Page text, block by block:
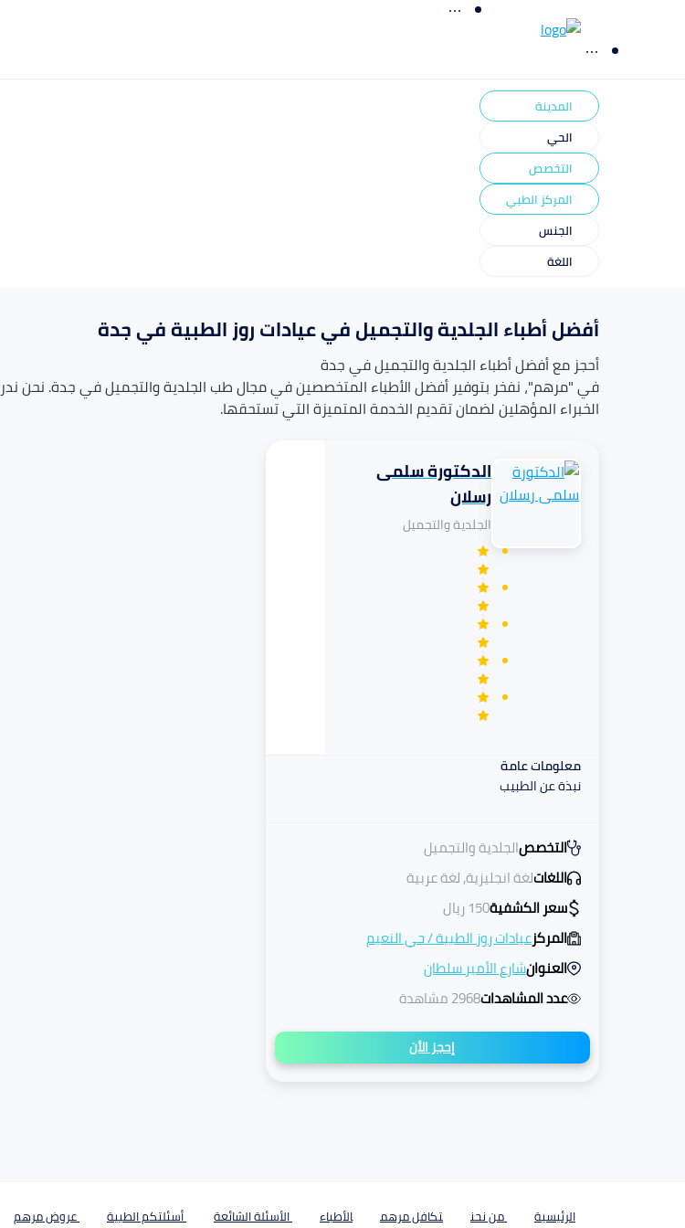
المدينة
الحي
التخصص
المركز الطبي
الجنس
اللغة
أفضل أطباء الجلدية والتجميل في عيادات روز الطبية في جدة
أحجز مع أفضل أطباء الجلدية والتجميلفيجدة
في "مرهم"، نفخر بتوفير أفضل الأطباء المتخصصين في مجال طبالجلدية والتجميلفيجدة. نحن
الخبراء المؤهلين لضمان تقديم الخدمة المتميزة التي تستحقها.
الدكتورة سلمى
رسلان
الجلدية والتجميل
معلومات عامة
نبذة عن الطبيب
التخصصالجلدية والتجميل
اللغاتلغة انجليزية, لغة عربية
سعر الكشفية150 ريال
المركزعيادات روز الطبية/حي النعيم
العنوانشارع الأمير سلطان
عدد المشاهدات2968 مشاهدة
إحجز الأن
الرئيسية من نحن تكافل مرهم الأطباء الأسئلة الشائعة أسئلتكم الطبية عروض مرهم